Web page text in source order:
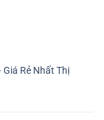
Giá Rẻ Nhất Thị